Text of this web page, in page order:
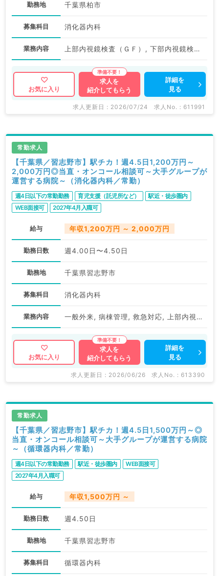
勤務地 千葉県柏市
募集科目 消化器内科
業務内容 上部内視鏡検査（ＧＦ）, 下部内視鏡検査（ＣＦ）
お気に入り
求人を
紹介してもらう
詳細を
見る
求人更新日 : 2026/07/24 求人No. : 611991
常勤求人
【千葉県／習志野市】駅チカ！週4.5日1,200万円～
2,000万円◎当直・オンコール相談可～大手グループが
運営する病院～（消化器内科／常勤）
週4日以下の常勤勤務 育児支援（託児所など）
駅近・徒歩圏内
WEB面接可
2027年4月入職可
給与 年収1,200万円 ～ 2,000万円
勤務日数 週4.00日〜4.50日
勤務地 千葉県習志野市
募集科目 消化器内科
業務内容 一般外来, 病棟管理, 救急対応, 上部内視鏡検査（ＧＦ）, 下部内視鏡検査（ＣＦ）
お気に入り
求人を
紹介してもらう
詳細を
見る
求人更新日 : 2026/06/26 求人No. : 613390
常勤求人
【千葉県／習志野市】駅チカ！週4.5日1,500万円～◎
当直・オンコール相談可～大手グループが運営する病院
～（循環器内科／常勤）
週4日以下の常勤勤務 駅近・徒歩圏内
WEB面接可
2027年4月入職可
給与 年収1,500万円 ～
勤務日数 週4.50日
勤務地 千葉県習志野市
募集科目 循環器内科